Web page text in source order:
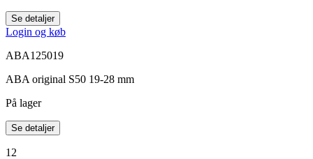
Se detaljer
Login og køb
ABA125019
ABA original S50 19-28 mm
På lager
Se detaljer
12